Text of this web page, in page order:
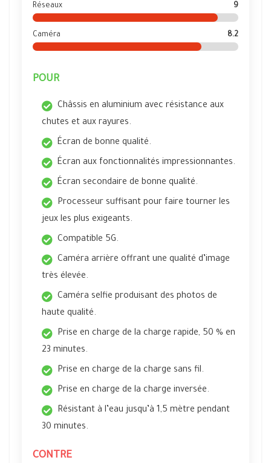
Réseaux 9
Caméra 8.2
POUR
Châssis en aluminium avec résistance aux
chutes et aux rayures.
Écran de bonne qualité.
Écran aux fonctionnalités impressionnantes.
Écran secondaire de bonne qualité.
Processeur suffisant pour faire tourner les
jeux les plus exigeants.
Compatible 5G.
Caméra arrière offrant une qualité d’image
très élevée.
Caméra selfie produisant des photos de
haute qualité.
Prise en charge de la charge rapide, 50 % en
23 minutes.
Prise en charge de la charge sans fil.
Prise en charge de la charge inversée.
Résistant à l’eau jusqu’à 1,5 mètre pendant
30 minutes.
CONTRE